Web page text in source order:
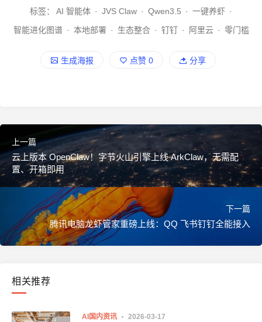
标签： AI 智能体 · JVS Claw · Qwen3.5 · 一键养虾 ·
智能进化图谱 · 本地部署 · 生态整合 · 钉钉 · 阿里云 · 零门槛
生成海报 点赞 0 分享
上一篇
云上版本 OpenClaw！字节火山引擎上线 ArkClaw，无需配
置、开箱即用
下一篇
腾讯电脑龙虾管家重磅上线：QQ 飞书钉钉全能接入
相关推荐
AI国内资讯 2026-03-17